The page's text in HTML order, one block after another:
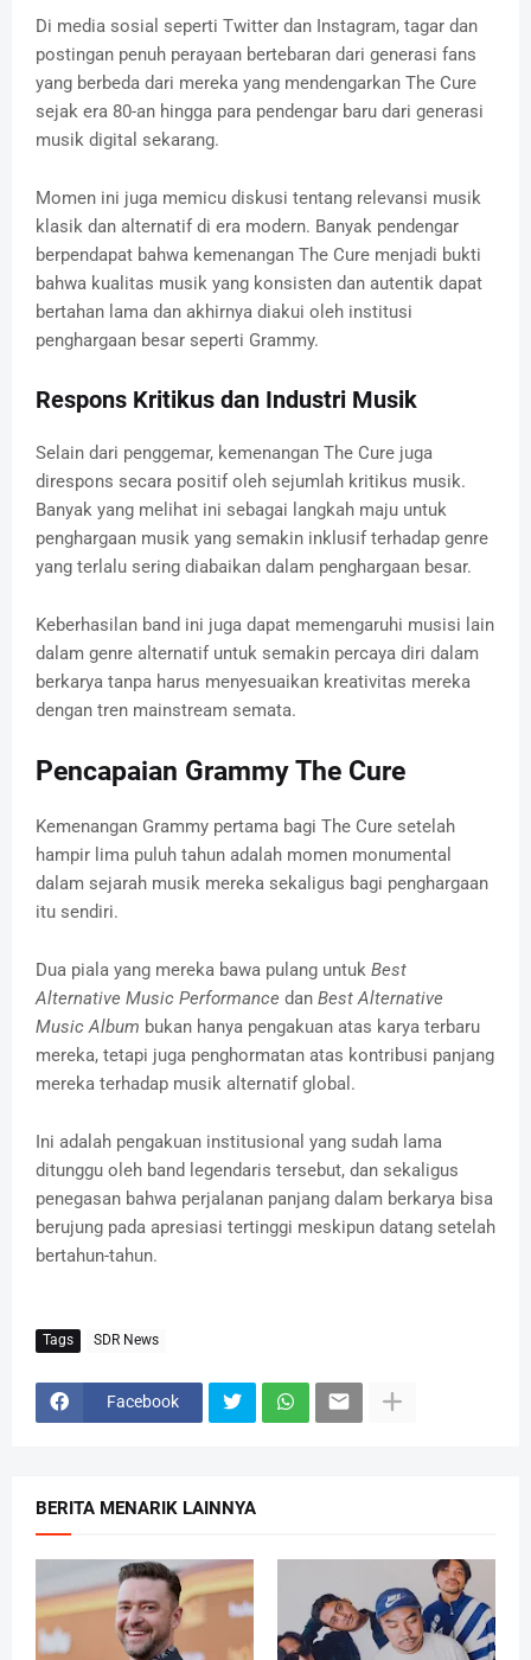
Di media sosial seperti Twitter dan Instagram, tagar dan
postingan penuh perayaan bertebaran dari generasi fans
yang berbeda dari mereka yang mendengarkan The Cure
sejak era 80-an hingga para pendengar baru dari generasi
musik digital sekarang.
Momen ini juga memicu diskusi tentang relevansi musik
klasik dan alternatif di era modern. Banyak pendengar
berpendapat bahwa kemenangan The Cure menjadi bukti
bahwa kualitas musik yang konsisten dan autentik dapat
bertahan lama dan akhirnya diakui oleh institusi
penghargaan besar seperti Grammy.
Respons Kritikus dan Industri Musik
Selain dari penggemar, kemenangan The Cure juga
direspons secara positif oleh sejumlah kritikus musik.
Banyak yang melihat ini sebagai langkah maju untuk
penghargaan musik yang semakin inklusif terhadap genre
yang terlalu sering diabaikan dalam penghargaan besar.
Keberhasilan band ini juga dapat memengaruhi musisi lain
dalam genre alternatif untuk semakin percaya diri dalam
berkarya tanpa harus menyesuaikan kreativitas mereka
dengan tren mainstream semata.
Pencapaian Grammy The Cure
Kemenangan Grammy pertama bagi The Cure setelah
hampir lima puluh tahun adalah momen monumental
dalam sejarah musik mereka sekaligus bagi penghargaan
itu sendiri.
Dua piala yang mereka bawa pulang untuk Best
Alternative Music Performance dan Best Alternative
Music Album bukan hanya pengakuan atas karya terbaru
mereka, tetapi juga penghormatan atas kontribusi panjang
mereka terhadap musik alternatif global.
Ini adalah pengakuan institusional yang sudah lama
ditunggu oleh band legendaris tersebut, dan sekaligus
penegasan bahwa perjalanan panjang dalam berkarya bisa
berujung pada apresiasi tertinggi meskipun datang setelah
bertahun-tahun.
Tags SDR News
Facebook
BERITA MENARIK LAINNYA